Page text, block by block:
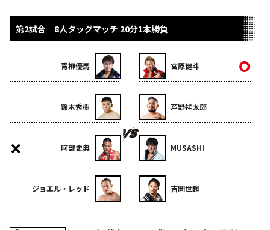
第2試合 8人タッグマッチ 20分1本勝負
青柳優馬
鈴木秀樹
阿部史典
ジョエル・レッド
宮原健斗
芦野祥太郎
MUSASHI
吉岡世起